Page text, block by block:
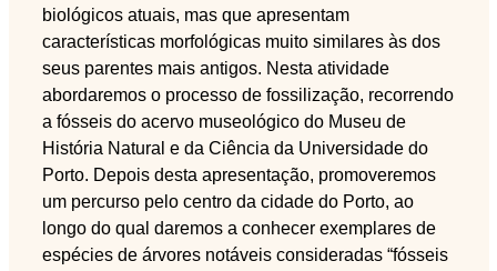
biológicos atuais, mas que apresentam
características morfológicas muito similares às dos
seus parentes mais antigos. Nesta atividade
abordaremos o processo de fossilização, recorrendo
a fósseis do acervo museológico do Museu de
História Natural e da Ciência da Universidade do
Porto. Depois desta apresentação, promoveremos
um percurso pelo centro da cidade do Porto, ao
longo do qual daremos a conhecer exemplares de
espécies de árvores notáveis consideradas “fósseis